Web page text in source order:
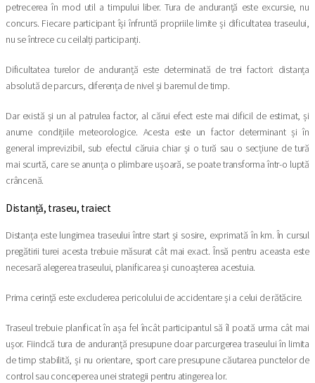
petrecerea în mod util a timpului liber. Tura de anduranță este excursie, nu
concurs. Fiecare participant își înfruntă propriile limite și dificultatea traseului,
nu se întrece cu ceilalți participanți.
Dificultatea turelor de anduranță este determinată de trei factori: distanța
absolută de parcurs, diferența de nivel și baremul de timp.
Dar există și un al patrulea factor, al cărui efect este mai dificil de estimat, și
anume condițiile meteorologice. Acesta este un factor determinant și în
general imprevizibil, sub efectul căruia chiar și o tură sau o secțiune de tură
mai scurtă, care se anunța o plimbare ușoară, se poate transforma într-o luptă
crâncenă.
Distanță, traseu, traiect
Distanța este lungimea traseului între start și sosire, exprimată în km. În cursul
pregătirii turei acesta trebuie măsurat cât mai exact. Însă pentru aceasta este
necesară alegerea traseului, planificarea și cunoașterea acestuia.
Prima cerință este excluderea pericolului de accidentare și a celui de rătăcire.
Traseul trebuie planificat în așa fel încât participantul să îl poată urma cât mai
ușor. Fiindcă tura de anduranță presupune doar parcurgerea traseului în limita
de timp stabilită, și nu orientare, sport care presupune căutarea punctelor de
control sau conceperea unei strategii pentru atingerea lor.